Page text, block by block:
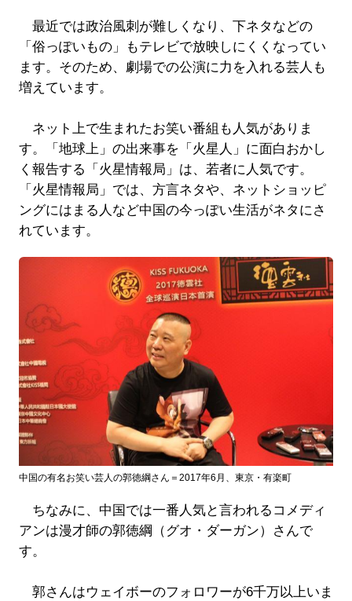
最近では政治風刺が難しくなり、下ネタなどの
「俗っぽいもの」もテレビで放映しにくくなってい
ます。そのため、劇場での公演に力を入れる芸人も
増えています。
ネット上で生まれたお笑い番組も人気がありま
す。「地球上」の出来事を「火星人」に面白おかし
く報告する「火星情報局」は、若者に人気です。
「火星情報局」では、方言ネタや、ネットショッピ
ングにはまる人など中国の今っぽい生活がネタにさ
れています。
中国の有名お笑い芸人の郭徳綱さん＝2017年6月、東京・有楽町
ちなみに、中国では一番人気と言われるコメディ
アンは漫才師の郭徳綱（グオ・ダーガン）さんで
す。
郭さんはウェイボーのフォロワーが6千万以上いま